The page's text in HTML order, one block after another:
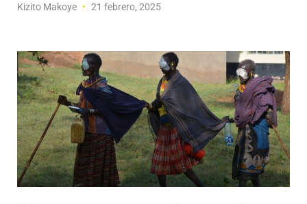
Kizito Makoye 21 febrero, 2025